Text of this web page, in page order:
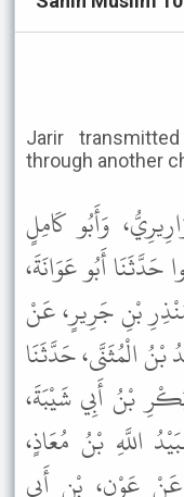
Jarir
through another
وَأَبُو كَامِلٍ
أَبُو عَوَانَةَ،
بْنِ جَرِيرٍ، عَنْ
الْمُثَنَّى، حَدَّثَنَا
بْنُ أَبِي شَيْبَةَ،
اللَّهِ بْنُ مُعَاذٍ،
عَنْ عَوْنِ، بْنِ أَبِي